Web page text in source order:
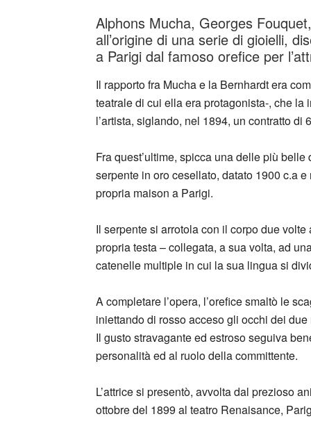
Alphons Mucha, Georges
all’origine di una serie di gioielli,
a Parigi dal famoso orefice per
Il rapporto fra Mucha e la Bernhardt era
teatrale di cui ella era protagonista-, che
l’artista, siglando, nel 1894, un contratto
Fra quest’ultime, spicca una delle più
serpente in oro cesellato, datato 1900 c.a
propria maison a Parigi.
Il serpente si arrotola con il corpo due
propria testa – collegata, a sua volta, ad
catenelle multiple in cui la sua lingua si
A completare l’opera, l’orefice smaltò le
iniettando di rosso acceso gli occhi dei due
Il gusto stravagante ed estroso seguiva
personalità ed al ruolo della committente.
L’attrice si presentò, avvolta dal prezioso
ottobre del 1899 al teatro Renaisance,